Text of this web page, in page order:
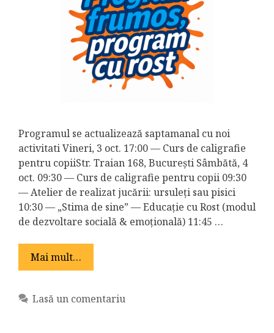
Programul se actualizează saptamanal cu noi
activitati Vineri, 3 oct. 17:00 — Curs de caligrafie
pentru copiiStr. Traian 168, București Sâmbătă, 4
oct. 09:30 — Curs de caligrafie pentru copii 09:30
— Atelier de realizat jucării: ursuleți sau pisici
10:30 — „Stima de sine” — Educație cu Rost (modul
de dezvoltare socială & emoțională) 11:45 …
Mai mult…
Lasă un comentariu